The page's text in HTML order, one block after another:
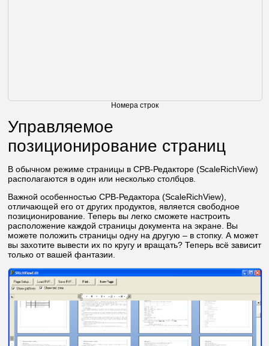
Номера строк
Управляемое
позиционирование страниц
В обычном режиме страницы в СРВ-Редакторе (ScaleRichView)
располагаются в один или несколько столбцов.
Важной особенностью СРВ-Редактора (ScaleRichView),
отличающей его от других продуктов, является свободное
позиционирование. Теперь вы легко сможете настроить
расположение каждой страницы документа на экране. Вы
можете положить страницы одну на другую – в стопку. А может
вы захотите вывести их по кругу и вращать? Теперь всё зависит
только от вашей фантазии.